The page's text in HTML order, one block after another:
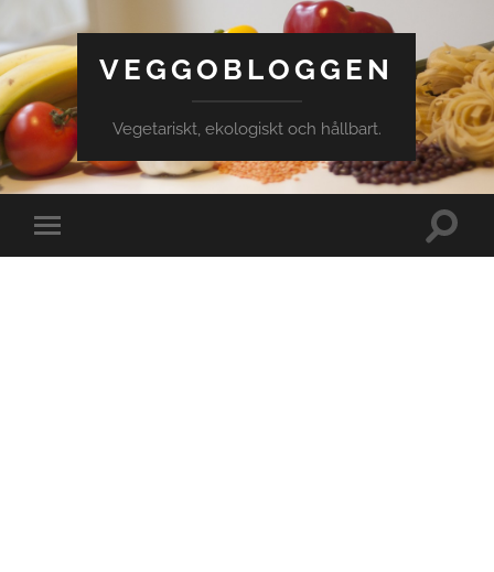
VEGGOBLOGGEN
Vegetariskt, ekologiskt och hållbart.
Slå
på/av
Slå